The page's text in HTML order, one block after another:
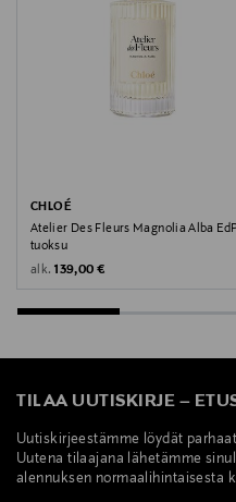
Valmistajan osoite
client.service@chloe.com
Chloé, Atelier des Fleurs,
CHLOÉ
Atelier Des Fleurs Magnolia Alba
tuoksu
alk. Original Price
139,00 €
TILAA UUTISKIRJE –
Uutiskirjeestämme löydät
Uutena tilaajana lähetämme
alennuksen normaalihintaisesta